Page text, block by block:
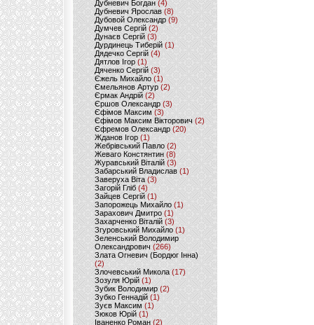
Дубневич Богдан (4)
Дубневич Ярослав (8)
Дубовой Олександр(9)
Думчев Сергій (2)
Дунаєв Сергій(3)
Дурдинець Тиберій (1)
Дядечко Сергій (4)
Дятлов Ігор (1)
Дяченко Сергій (3)
Єжель Михайло (1)
Ємельянов Артур (2)
Єрмак Андрій (2)
Єршов Олександр (3)
Єфімов Максим (3)
Єфімов Максим Вікторович (2)
Єфремов Олександр (20)
Жданов Ігор (1)
Жебрівський Павло (2)
Жеваго Констянтин (8)
Журавський Віталій (3)
Забарський Владислав (1)
Заверуха Віта (3)
Загорій Гліб (4)
Зайцев Сергій(1)
Запорожець Михайло (1)
Зарахович Дмитро (1)
Захарченко Віталій (3)
Згуровський Михайло (1)
Зеленський Володимир
Олександрович (266)
Злата Огневич (Бордюг Інна)
(2)
Злочевський Микола(17)
Зозуля Юрій (1)
Зубик Володимир (2)
Зубко Геннадій (1)
Зуєв Максим(1)
Зюков Юрій (1)
Іваненко Роман (2)